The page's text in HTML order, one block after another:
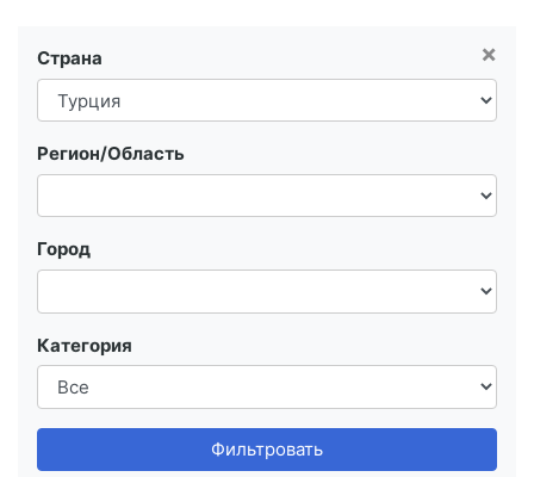
×
Страна
Регион/Область
Город
Категория
Фильтровать